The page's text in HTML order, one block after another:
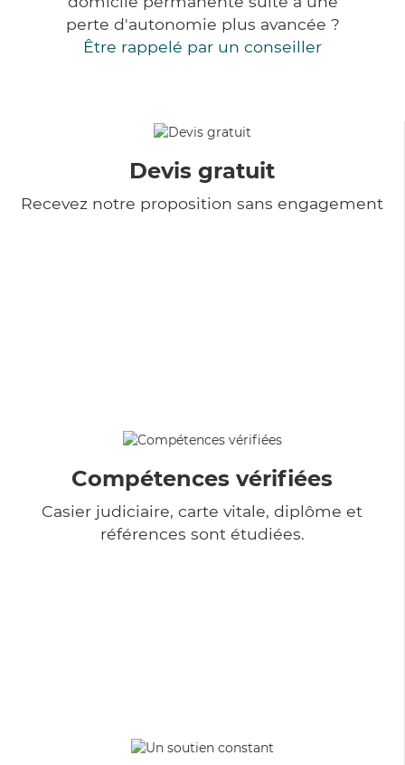
perte d'autonomie plus avancée ?
Être rappelé par un conseiller
Devis gratuit
Recevez notre proposition sans engagement
Compétences vérifiées
Casier judiciaire, carte vitale, diplôme et
références sont étudiées.